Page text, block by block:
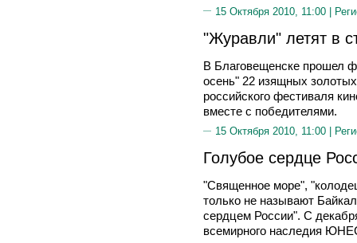
15 Октября 2010, 11:00 |
"Журавли" летят в
В Благовещенске прошел
осень" 22 изящных
российского фестиваля
вместе с победителями.
15 Октября 2010, 11:00 |
Голубое сердце
"Священное море",
только не называют
сердцем России". С
всемирного наследия